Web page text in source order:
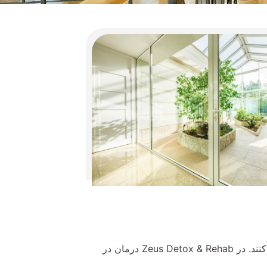
درمان اختلالات روانی بخش جدایی‌ناپذیری از درمان بستری افرادی است که با اختلالات روانی و اعتیادهای همزمان دست و پنجه نرم می‌کنند. در Zeus Detox & Rehab درمان در